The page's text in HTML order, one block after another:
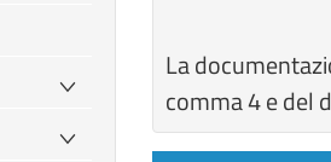
La
comma 4 e del